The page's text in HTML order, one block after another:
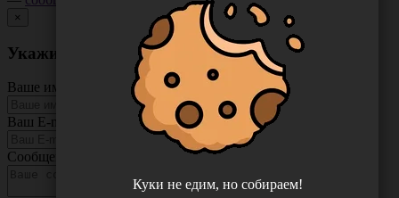
×
Укажите неточность в описании товара
Ваше имя
Ваш E-mail
Сообщение
Куки не едим, но собираем!